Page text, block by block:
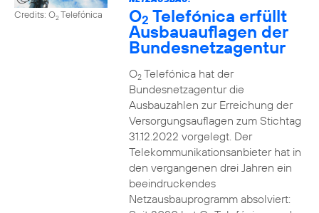
Credits: O2Telefónica O2 Telefónica erfüllt
Ausbauauflagen der
Bundesnetzagentur
O2Telefónica hat der
Bundesnetzagentur die
Ausbauzahlen zur Erreichung der
Versorgungsauflagen zum Stichtag
31.12.2022 vorgelegt. Der
Telekommunikationsanbieter hat in
den vergangenen drei Jahren ein
beeindruckendes
Netzausbauprogramm absolviert: